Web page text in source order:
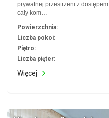
prywatnej przestrzeni z
cały kom…
Powierzchnia:
Liczba pokoi:
Piętro:
Liczba pięter:
Więcej